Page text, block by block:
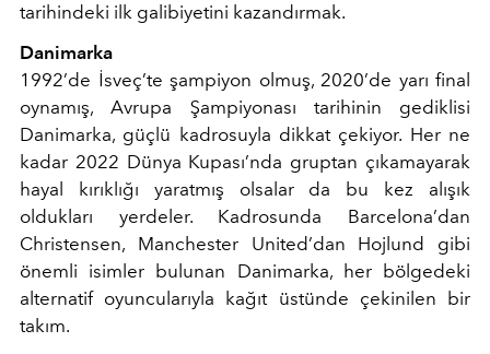
tarihindeki ilk galibiyetini kazandırmak.
Danimarka
1992’de İsveç’te şampiyon olmuş, 2020’de yarı final
oynamış, Avrupa Şampiyonası tarihinin gediklisi
Danimarka, güçlü kadrosuyla dikkat çekiyor. Her ne
kadar 2022 Dünya Kupası’nda gruptan çıkamayarak
hayal kırıklığı yaratmış olsalar da bu kez alışık
oldukları yerdeler. Kadrosunda Barcelona’dan
Christensen, Manchester United’dan Hojlund gibi
önemli isimler bulunan Danimarka, her bölgedeki
alternatif oyuncularıyla kağıt üstünde çekinilen bir
takım.